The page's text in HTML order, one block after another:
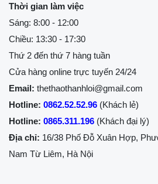
Thời gian làm việc
Sáng: 8:00 - 12:00
Chiều: 13:30 - 17:30
Thứ 2 đến thứ 7 hàng tuần
Cửa hàng online trực tuyến 24/24
Email: thethaothanhloi@gmail.com
Hotline: 0862.52.52.96 (Khách lẻ)
Hotline: 0865.311.196 (Khách đại lý)
Địa chỉ: 16/38 Phố Đỗ Xuân Hợp,
Nam Từ Liêm, Hà Nội